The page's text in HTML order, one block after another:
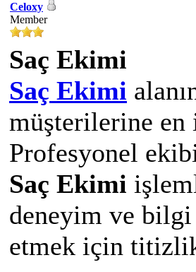
Celoxy
Member
Saç Ekimi
Saç Ekimi
müşterilerine en
Profesyonel
Saç Ekimi
deneyim ve
etmek için